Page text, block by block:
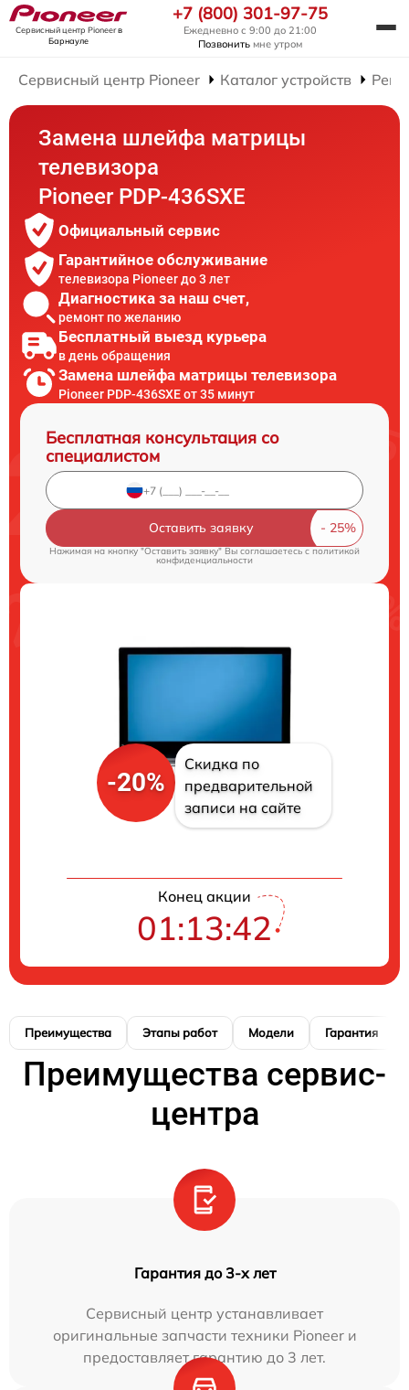
Сервисный центр Pioneerв
Барнауле
+7 (800) 301-97-75
Ежедневно с 9:00 до 21:00
Позвонить мне утром
Сервисный центр Pioneer Каталог устройств
Замена шлейфа матрицы
телевизора
Pioneer PDP-436SXE
Официальный сервис
Гарантийное обслуживание
телевизора Pioneer до 3 лет
Диагностика за наш счет,
ремонт по желанию
Бесплатный выезд курьера
в день обращения
Замена шлейфа матрицы телевизора
Pioneer PDP-436SXE от 35 минут
Бесплатная консультация со
специалистом
Оставить заявку
Нажимая на кнопку "Оставить заявку" Вы соглашаетесь cполитикой
конфиденциальности
-20%
Скидка по
предварительной
записи на сайте
Конец акции
01:13:41
Преимущества Этапы работ Модели Гарантия
Преимущества сервис-
центра
Гарантия до 3-х лет
Сервисный центр устанавливает
оригинальные запчасти техники Pioneer и
предоставляет гарантию до 3 лет.